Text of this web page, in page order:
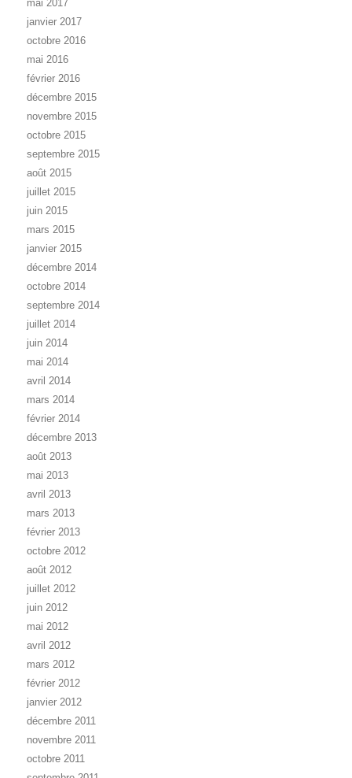
mai 2017
janvier 2017
octobre 2016
mai 2016
février 2016
décembre 2015
novembre 2015
octobre 2015
septembre 2015
août 2015
juillet 2015
juin 2015
mars 2015
janvier 2015
décembre 2014
octobre 2014
septembre 2014
juillet 2014
juin 2014
mai 2014
avril 2014
mars 2014
février 2014
décembre 2013
août 2013
mai 2013
avril 2013
mars 2013
février 2013
octobre 2012
août 2012
juillet 2012
juin 2012
mai 2012
avril 2012
mars 2012
février 2012
janvier 2012
décembre 2011
novembre 2011
octobre 2011